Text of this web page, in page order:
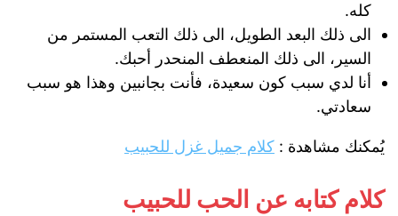
كله.
الى ذلك البعد الطويل، الى ذلك التعب المستمر من
السير، الى ذلك المنعطف المنحدر أحبك.
أنا لدي سبب كون سعيدة، فأنت بجانبين وهذا هو سبب
سعادتي.
يُمكنك مشاهدة : كلام جميل غزل للحبيب
كلام كتابه عن الحب للحبيب